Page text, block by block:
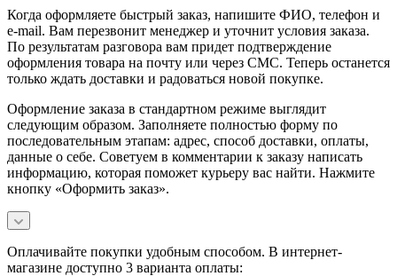
Когда оформляете быстрый заказ, напишите ФИО, телефон и
e-mail. Вам перезвонит менеджер и уточнит условия заказа.
По результатам разговора вам придет подтверждение
оформления товара на почту или через СМС. Теперь останется
только ждать доставки и радоваться новой покупке.
Оформление заказа в стандартном режиме выглядит
следующим образом. Заполняете полностью форму по
последовательным этапам: адрес, способ доставки, оплаты,
данные о себе. Советуем в комментарии к заказу написать
информацию, которая поможет курьеру вас найти. Нажмите
кнопку «Оформить заказ».
Оплачивайте покупки удобным способом. В интернет-
магазине доступно 3 варианта оплаты: